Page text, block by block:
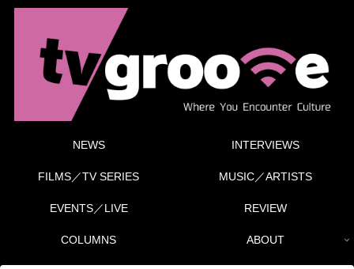
NEWS INTERVIEWS
FILMS／TV SERIES MUSIC／ARTISTS
EVENTS／LIVE REVIEW
COLUMNS ABOUT